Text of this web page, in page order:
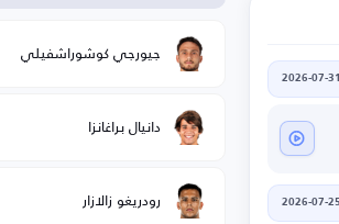
جيورجي كوشوراشفيلي
دانيال براغانزا
رودريغو زالازار